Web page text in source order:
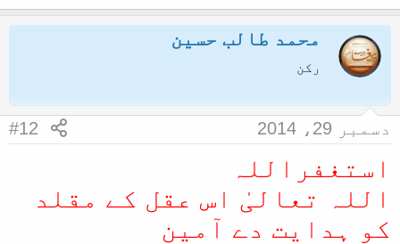
محمد طالب حسین
رکن
دسمبر 29، 2014 #12
استغفراللہ
اللہ تعالیٰ اس عقل کے مقلد
کو ہدایت دے آمین